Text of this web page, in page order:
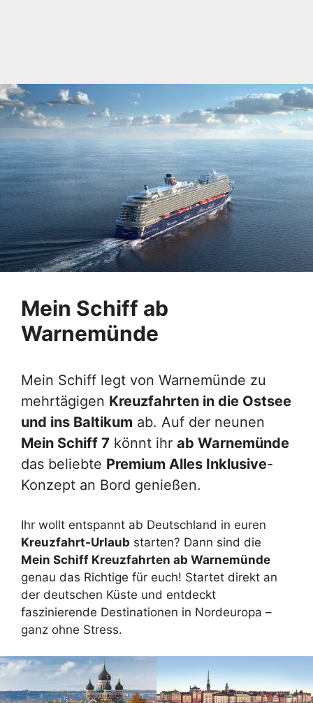
Mein Schiff ab
Warnemünde
Mein Schiff legt von Warnemünde zu
mehrtägigen Kreuzfahrten in die Ostsee
und ins Baltikum ab. Auf der neunen
Mein Schiff 7 könnt ihr ab Warnemünde
das beliebte Premium Alles Inklusive-
Konzept an Bord genießen.
Ihr wollt entspannt ab Deutschland in euren
Kreuzfahrt-Urlaub starten? Dann sind die
Mein Schiff Kreuzfahrten ab Warnemünde
genau das Richtige für euch! Startet direkt an
der deutschen Küste und entdeckt
faszinierende Destinationen in Nordeuropa –
ganz ohne Stress.